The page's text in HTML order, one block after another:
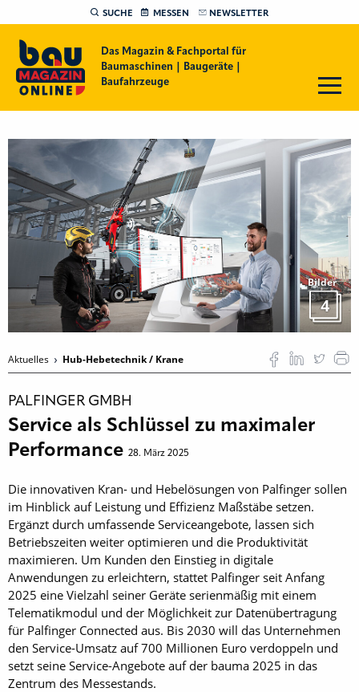
SUCHE MESSEN NEWSLETTER
Das Magazin & Fachportal für
Baumaschinen | Baugeräte |
Baufahrzeuge
Bilder
4
Aktuelles Hub-Hebetechnik / Krane
PALFINGER GMBH
Service als Schlüssel zu maximaler
Performance 28. März 2025
Die innovativen Kran- und Hebelösungen von Palfinger sollen
im Hinblick auf Leistung und Effizienz Maßstäbe setzen.
Ergänzt durch umfassende Serviceangebote, lassen sich
Betriebszeiten weiter optimieren und die Produktivität
maximieren. Um Kunden den Einstieg in digitale
Anwendungen zu erleichtern, stattet Palfinger seit Anfang
2025 eine Vielzahl seiner Geräte serienmäßig mit einem
Telematikmodul und der Möglichkeit zur Datenübertragung
für Palfinger Connected aus. Bis 2030 will das Unternehmen
den Service-Umsatz auf 700 Millionen Euro verdoppeln und
setzt seine Service-Angebote auf der bauma 2025 in das
Zentrum des Messestands.